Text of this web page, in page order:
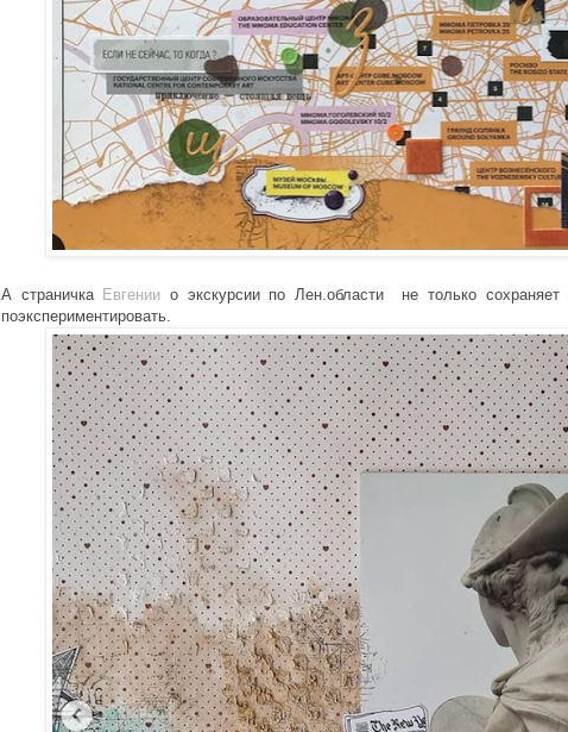
А страничка Евгении о экскурсии по Лен.области не только
поэкспериментировать.